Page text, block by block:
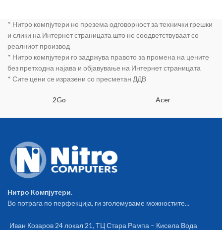
Display Port : Yes x 1 (Native)
Yes (2.2) Maximum Display
Support: No Recommended
PSU: 300W Accessories: 1 x CD
1 x Quick Guide Software: ASUS
Dimensions: 20.45 x 12.49 x4.56
M0NA00
* Нитро компјутери не презема одговорност за технички грешки
и слики на Интернет страницата што не соодветствуваат со
реалниот производ
* Нитро компјутери го задржува правото за промена на цените
без претходна најава и објавување на Интернет страницата
* Сите цени се изразени со пресметан ДДВ
2Go Acer
Нитро Компјутери.
Во потрага по перфекција, ги зголемуваме можностите...
Иван Козаров 24 локал 21, ТЦ Стара Рампа – Кисела Вода